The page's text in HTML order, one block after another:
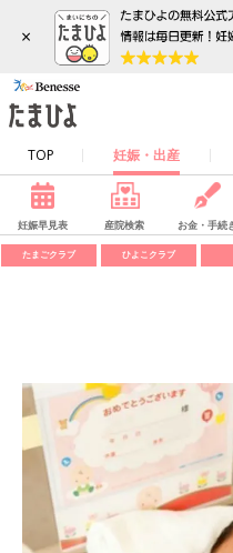
×
TOP 妊娠・出産
妊娠早見表 産院検索 お金・手続
たまごクラブ ひよこクラブ